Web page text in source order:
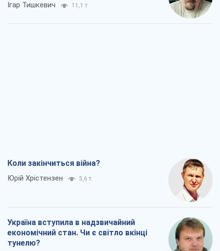
Ігар Тишкевич 11,1 т.
Коли закінчиться війна?
Юрій Хрістензен 5,6 т.
Україна вступила в надзвичайний
економічний стан. Чи є світло вкінці
тунелю?